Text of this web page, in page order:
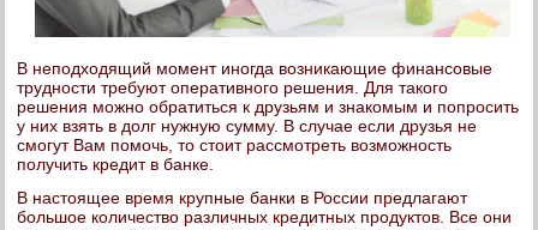
В неподходящий момент иногда возникающие финансовые
трудности требуют оперативного решения. Для такого
решения можно обратиться к друзьям и знакомым и попросить
у них взять в долг нужную сумму. В случае если друзья не
смогут Вам помочь, то стоит рассмотреть возможность
получить кредит в банке.
В настоящее время крупные банки в России предлагают
большое количество различных кредитных продуктов. Все они